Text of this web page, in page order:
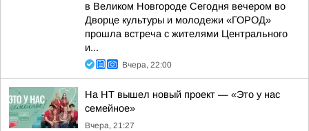
в Великом Новгороде Сегодня вечером во
Дворце культуры и молодежи «ГОРОД»
прошла встреча с жителями Центрального
и...
Вчера, 22:00
На НТ вышел новый проект — «Это у нас
семейное»
Вчера, 21:27